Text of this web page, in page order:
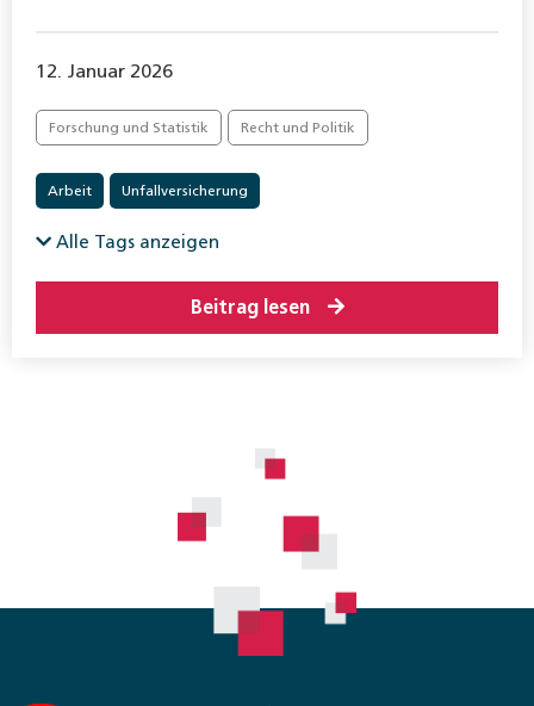
12. Januar 2026
Forschung und Statistik Recht und Politik
Arbeit Unfallversicherung
Alle Tags anzeigen
Beitrag lesen